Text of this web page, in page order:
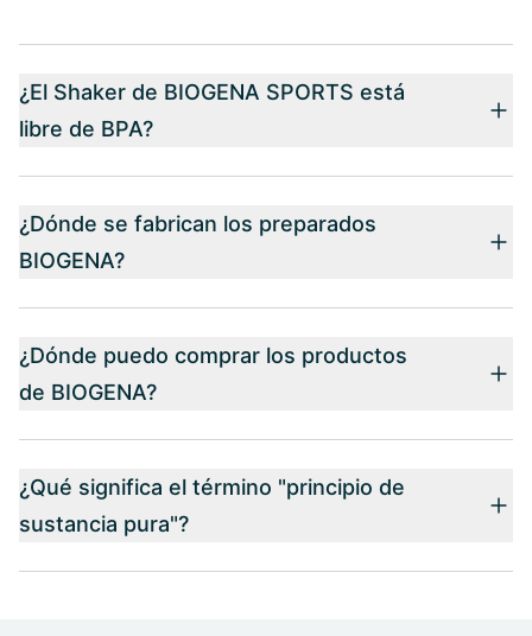
¿El Shaker de BIOGENA SPORTS está
libre de BPA?
¿Dónde se fabrican los preparados
BIOGENA?
¿Dónde puedo comprar los productos
de BIOGENA?
¿Qué significa el término "principio de
sustancia pura"?